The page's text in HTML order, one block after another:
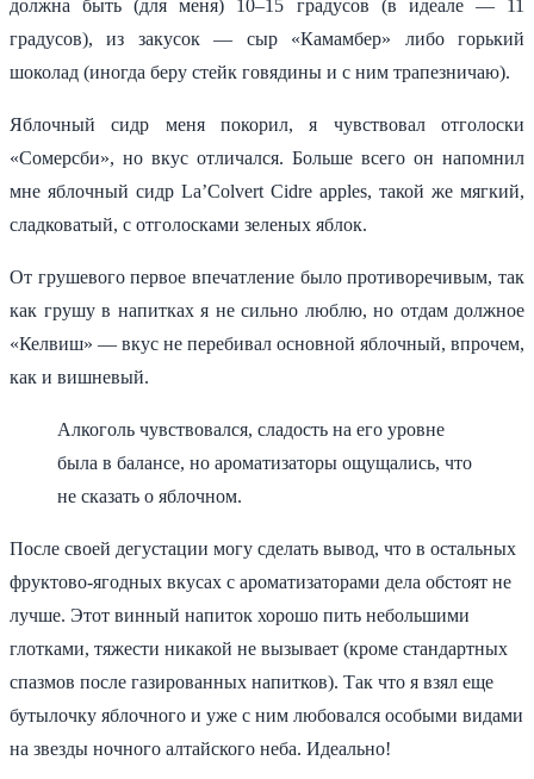
должна быть (для меня) 10–15 градусов (в идеале — 11
градусов), из закусок — сыр «Камамбер» либо горький
шоколад (иногда беру стейк говядины и с ним трапезничаю).
Яблочный сидр меня покорил, я чувствовал отголоски
«Сомерсби», но вкус отличался. Больше всего он напомнил
мне яблочный сидр La’Colvert Cidre apples, такой же мягкий,
сладковатый, с отголосками зеленых яблок.
От грушевого первое впечатление было противоречивым, так
как грушу в напитках я не сильно люблю, но отдам должное
«Келвиш» — вкус не перебивал основной яблочный, впрочем,
как и вишневый.
Алкоголь чувствовался, сладость на его уровне
была в балансе, но ароматизаторы ощущались, что
не сказать о яблочном.
После своей дегустации могу сделать вывод, что в остальных
фруктово-ягодных вкусах с ароматизаторами дела обстоят не
лучше. Этот винный напиток хорошо пить небольшими
глотками, тяжести никакой не вызывает (кроме стандартных
спазмов после газированных напитков). Так что я взял еще
бутылочку яблочного и уже с ним любовался особыми видами
на звезды ночного алтайского неба. Идеально!